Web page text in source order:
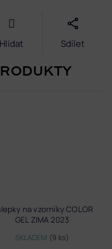
Hlídat Sdílet
na vzorníky COLOR
GEL ZIMA 2023
SKLADEM (9 ks)